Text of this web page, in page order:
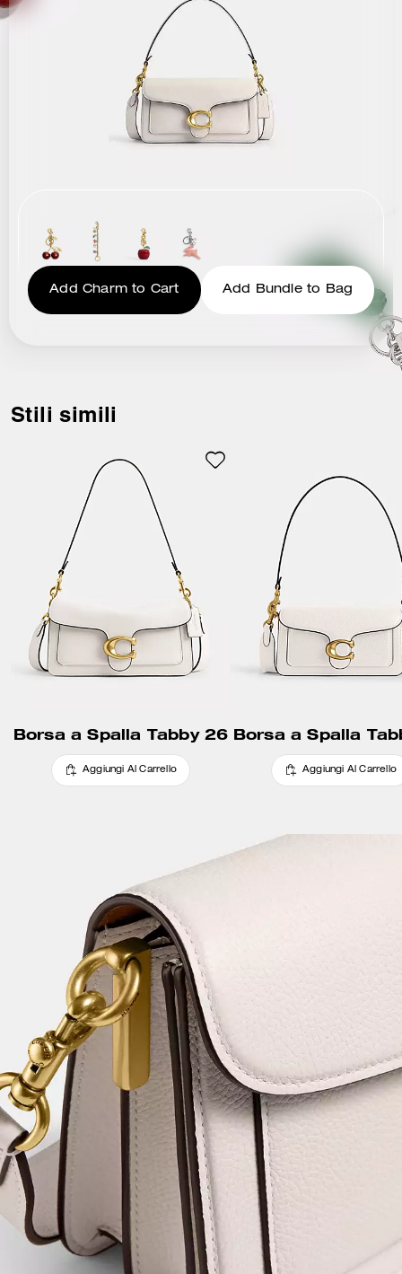
Add Charm to Cart Add Bundle to Bag
Stili simili
Borsa a Spalla Tabby 26
Aggiungi Al Carrello
Borsa a Spalla
Aggiungi Al Carrello